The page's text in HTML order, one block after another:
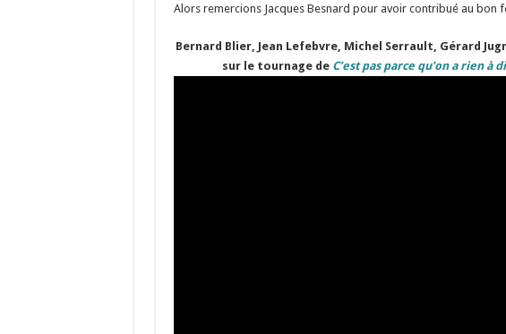
Alors remercions Jacques Besnard pour avoir contribué au bon
Bernard Blier, Jean Lefebvre, Michel Serrault, Gérard
sur le tournage de C’est pas parce qu’on a rien